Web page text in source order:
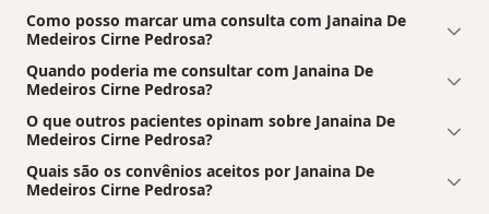
Como posso marcar uma consulta com Janaina De
Medeiros Cirne Pedrosa?
Quando poderia me consultar com Janaina De
Medeiros Cirne Pedrosa?
O que outros pacientes opinam sobre Janaina De
Medeiros Cirne Pedrosa?
Quais são os convênios aceitos por Janaina De
Medeiros Cirne Pedrosa?